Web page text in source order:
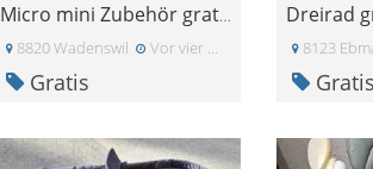
Micro mini Zubehör gratis
8820 Wadenswil Vor vier Wochen
Gratis
Dreirad
8123
Gratis